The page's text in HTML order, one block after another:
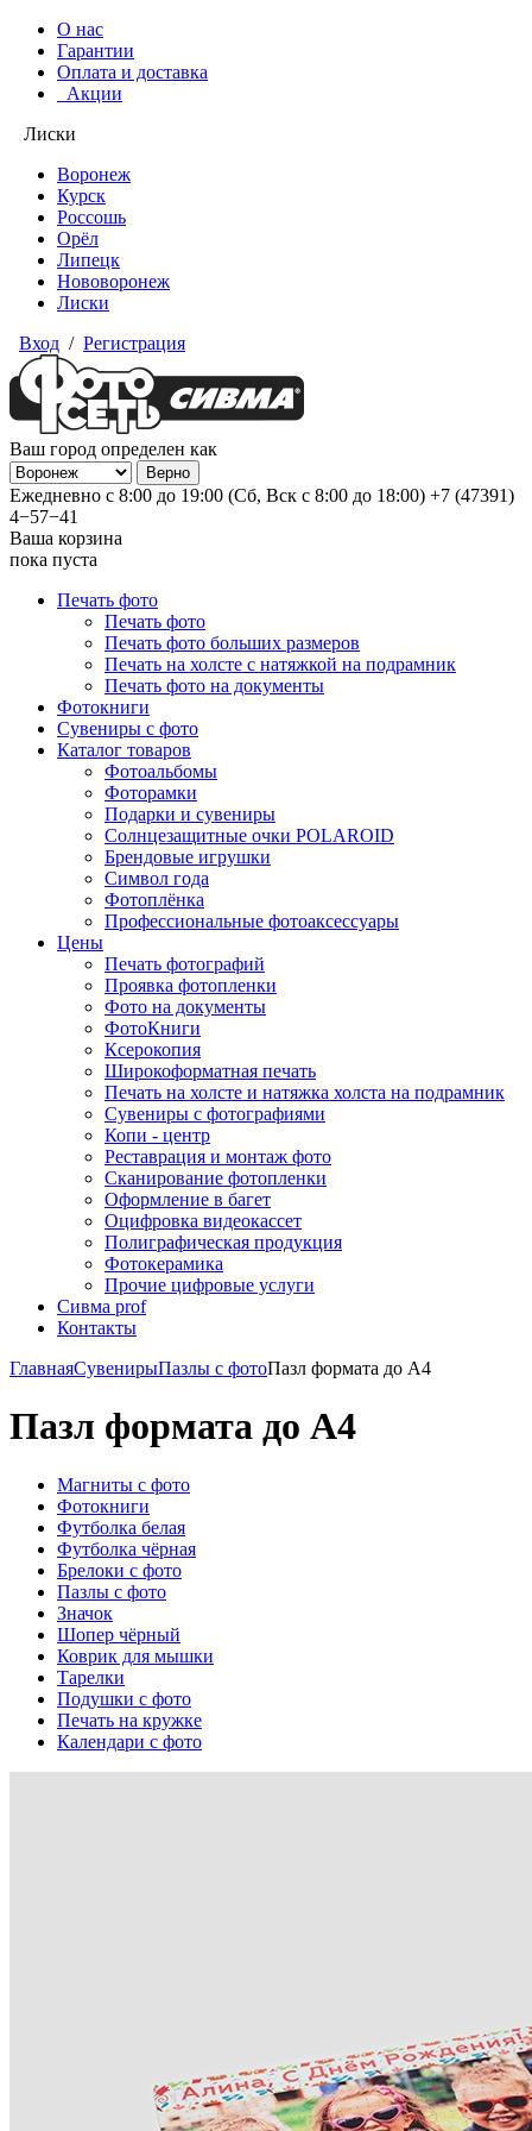
О нас
Гарантии
Оплата и доставка
Акции
Лиски
Воронеж
Курск
Россошь
Орёл
Липецк
Нововоронеж
Лиски
Вход / Регистрация
Ваш город определен как
Ежедневно с 8:00 до 19:00 (Сб, Вск с 8:00 до 18:00) +7 (47391)
4−57−41
Ваша корзина
пока пуста
Печать фото
Печать фото
Печать фото больших размеров
Печать на холсте с натяжкой на подрамник
Печать фото на документы
Фотокниги
Сувениры с фото
Каталог товаров
Фотоальбомы
Фоторамки
Подарки и сувениры
Солнцезащитные очки POLAROID
Брендовые игрушки
Символ года
Фотоплёнка
Профессиональные фотоаксессуары
Цены
Печать фотографий
Проявка фотопленки
Фото на документы
ФотоКниги
Ксерокопия
Широкоформатная печать
Печать на холсте и натяжка холста на подрамник
Сувениры с фотографиями
Копи - центр
Реставрация и монтаж фото
Сканирование фотопленки
Оформление в багет
Оцифровка видеокассет
Полиграфическая продукция
Фотокерамика
Прочие цифровые услуги
Сивма prof
Контакты
ГлавнаяСувенирыПазлы с фотоПазл формата до А4
Пазл формата до А4
Магниты с фото
Фотокниги
Футболка белая
Футболка чёрная
Брелоки с фото
Пазлы с фото
Значок
Шопер чёрный
Коврик для мышки
Тарелки
Подушки с фото
Печать на кружке
Календари с фото